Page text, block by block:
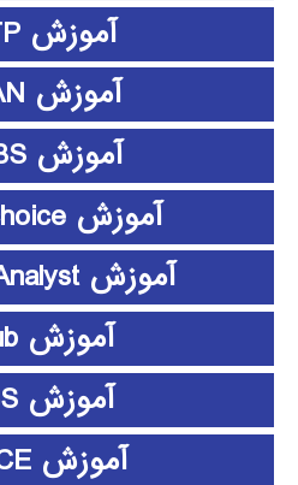
آموزش EMTP
آموزش ePLAN
آموزش ETABS
آموزش expert choice
آموزش Frontier Analyst
آموزش github
آموزش HFSS
آموزش HSPICE